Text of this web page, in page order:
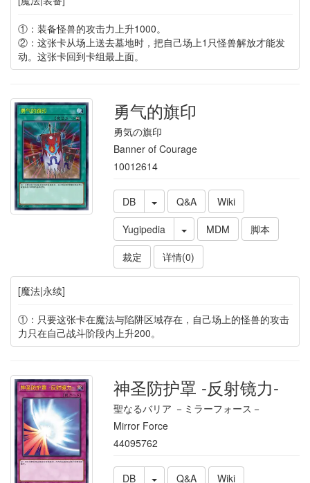
①：装备怪兽的攻击力上升1000。
②：这张卡从场上送去墓地时，把自己场上1只怪兽解放才能发
动。这张卡回到卡组最上面。
勇气的旗印
勇気の旗印
Banner of Courage
10012614
DB Q&A
Wiki
Yugipedia
MDM
脚本
裁定
详情(0)
[魔法|永续]
①：只要这张卡在魔法与陷阱区域存在，自己场上的怪兽的攻击
力只在自己战斗阶段内上升200。
神圣防护罩 -反射镜力-
聖なるバリア －ミラーフォース－
Mirror Force
44095762
DB Q&A Wiki